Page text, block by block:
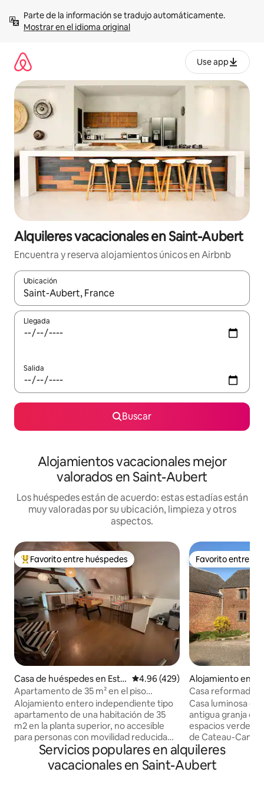
contenidoMostrar en el idioma original
Use app
Alquileres vacacionales en Saint-Aubert
Encuentra y reserva alojamientos únicos en Airbnb
Ubicación
Cuando los resultados estén disponibles, navega con las
Llegada
Salida
Buscar
Alojamientos vacacionales mejor
valorados en Saint-Aubert
Los huéspedes están de acuerdo: estas estadías están
muy valoradas por su ubicación, limpieza y otros
aspectos.
Favorito entre huéspedes preferido
Favorito entre huéspedes
Casa de huéspedes en Estr
un
Calificación promedio: 4.96 de
4.96 (429)
Apartamento de 35 m² en el piso
superior en Bassin Rond Estrun
Alojamiento entero independiente tipo
apartamento de una habitación de 35
m2 en la planta superior, no accesible
para personas con movilidad reducida
situado en el corazón del sitio verde del "
Bassin Rond » en ESTRUN cerca de las
principales autopistas de Cambrai, París,
Favorito entre
Favorito entre
Alojamiento en
Casa reformada
familiar
Casa luminosa en
antigua granja
espacios verdes
de Cateau-
gran sala de
totalmente
Nespresso,
Servicios populares en alquileres
vacacionales en Saint-Aubert